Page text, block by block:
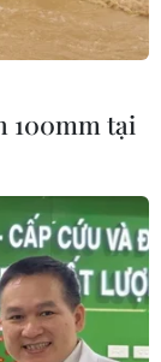
100mm tại